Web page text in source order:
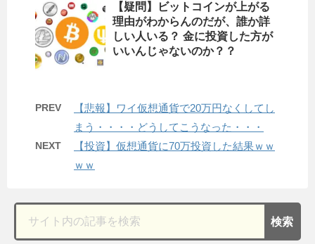
【疑問】ビットコインが上がる
理由がわからんのだが、誰か詳
しい人いる？ 金に投資した方が
いいんじゃないのか？？
PREV
【悲報】ワイ仮想通貨で20万円なくしてし
まう・・・・どうしてこうなった・・・
NEXT
【投資】仮想通貨に70万投資した結果ｗｗ
ｗｗ